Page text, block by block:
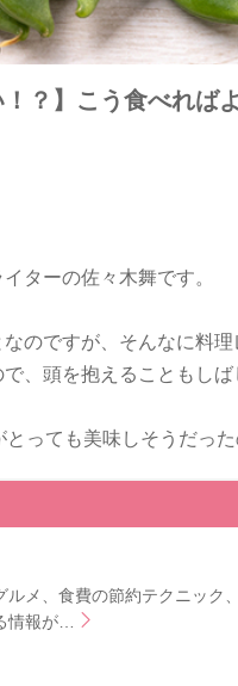
？】こう食べれば
ターの佐々木舞です。
のですが、そんなに料
、頭を抱えることもしば
っても美味しそうだった
ルメ、食費の節約テクニック
情報が…